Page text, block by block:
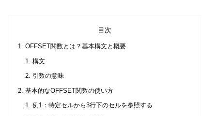
目次
OFFSET関数とは？基本構文と概要
構文
引数の意味
基本的なOFFSET関数の使い方
例1：特定セルから3行下のセルを参照する